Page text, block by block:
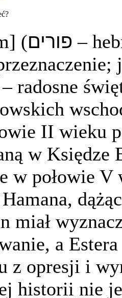
(פורים –
radosne
II wieku
w Księdze
w połowie
miał
a
z opresji i
historii nie